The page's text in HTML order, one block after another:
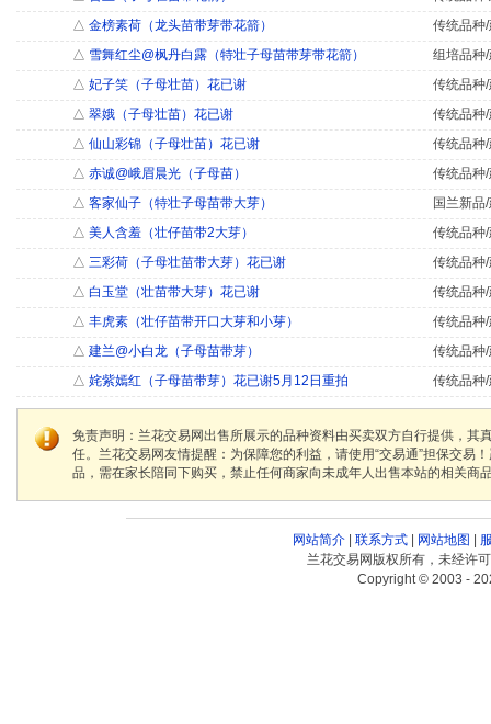
△ 金榜素荷（龙头苗带芽带花箭）
传统品种
△ 雪舞红尘@枫丹白露（特壮子母苗带芽带花箭）
组培品种
△ 妃子笑（子母壮苗）花已谢
传统品种
△ 翠娥（子母壮苗）花已谢
传统品种
△ 仙山彩锦（子母壮苗）花已谢
传统品种
△ 赤诚@峨眉晨光（子母苗）
传统品种
△ 客家仙子（特壮子母苗带大芽）
国兰新品
△ 美人含羞（壮仔苗带2大芽）
传统品种
△ 三彩荷（子母壮苗带大芽）花已谢
传统品种
△ 白玉堂（壮苗带大芽）花已谢
传统品种
△ 丰虎素（壮仔苗带开口大芽和小芽）
传统品种
△ 建兰@小白龙（子母苗带芽）
传统品种
△ 姹紫嫣红（子母苗带芽）花已谢5月12日重拍 传统品种
免责声明：兰花交易网出售所展示的品种资料由买卖双方自行提供，
任。兰花交易网友情提醒：为保障您的利益，请使用“交易通”担保交
品，需在家长陪同下购买，禁止任何商家向未成年人出售本站的相关商
网站简介| 联系方式| 网站地图
兰花交易网版权所有，未经许
Copyright © 2003 -